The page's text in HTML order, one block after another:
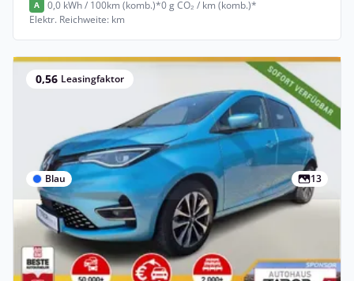
A 0,0 kWh / 100km (komb.)*0 g CO₂ / km (komb.)*
Elektr. Reichweite: km
0,56 Leasingfaktor
Blau 13
Privat
Renault ZOE ZE50 R135 Intens Kauf-Bat.
LED Nav WinterP